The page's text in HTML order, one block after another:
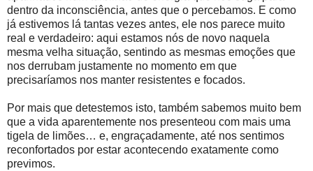
dentro da inconsciência, antes que o percebamos. E como
já estivemos lá tantas vezes antes, ele nos parece muito
real e verdadeiro: aqui estamos nós de novo naquela
mesma velha situação, sentindo as mesmas emoções que
nos derrubam justamente no momento em que
precisaríamos nos manter resistentes e focados.
Por mais que detestemos isto, também sabemos muito bem
que a vida aparentemente nos presenteou com mais uma
tigela de limões… e, engraçadamente, até nos sentimos
reconfortados por estar acontecendo exatamente como
previmos.